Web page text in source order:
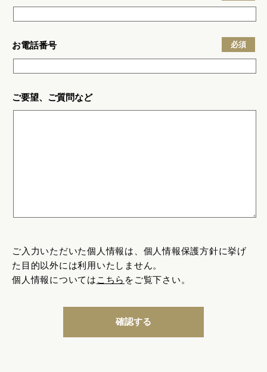
お電話番号 必須
ご要望、ご質問など
ご入力いただいた個人情報は、個人情報保護方針に挙げ
た目的以外には利用いたしません。
個人情報については こちら をご覧下さい。
確認する